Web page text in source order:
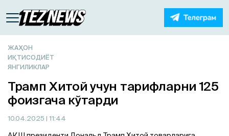
ЖАҲОН
ИҚТИСОДИЁТ
ЯНГИЛИКЛАР
Трамп Хитой учун тарифларни 125
фоизгача кўтарди
10.04.2025 | 11:44